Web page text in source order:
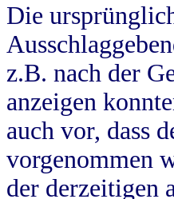
Die
z.B. nach der
anzeigen
auch vor, dass
vorgenommen
der derzeitigen